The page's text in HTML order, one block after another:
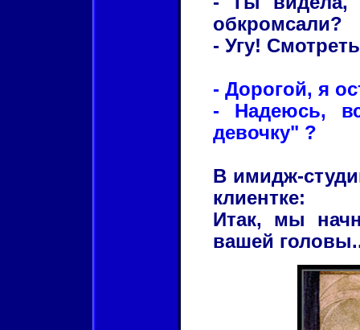
обкромсали?
- Угу!
- Дорогой, я
- Надеюсь,
девочку" ?
В имидж-
клиентке:
Итак, мы
вашей